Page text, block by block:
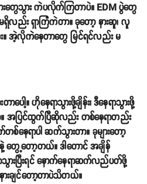
တွေသွား ကဲပလိုက်ကြတာပဲ။ EDM ပွဲတွေ
ည်း ရှာကြံကဲတာ။ ခုတော့ နားဆူ၊ လူ
အဲ့လိုကဲနေတာတွေ မြင်ရင်လည်း မ
ေါ့။ ဟိုနေရာသွားဖို့ချိန်း၊ ဒီနေရာသွားဖို့
။ အပြင်ထွက်ပြီဆိုလည်း တစ်နေရာတည်း
စ်နေရာပါ ဆက်သွားတာ။ ခုများတော့
ေ့တော့တယ်။ ဒါတောင် အချိန်
းပြီးရင် နောက်နေရာဆက်လည်ပတ်ဖို့
းချင်တော့တာပဲသိတယ်။